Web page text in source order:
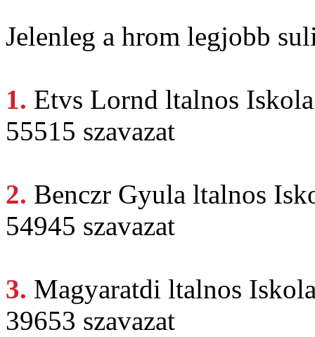
Jelenleg a hrom legjobb
1. Etvs Lornd ltalnos
55515 szavazat
2. Benczr Gyula ltalnos
54945 szavazat
3. Magyaratdi ltalnos
39653 szavazat